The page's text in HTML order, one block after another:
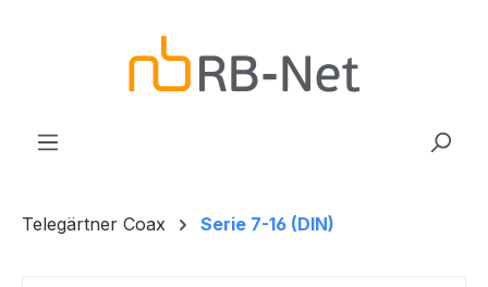
Telegärtner Coax Serie 7-16 (DIN)